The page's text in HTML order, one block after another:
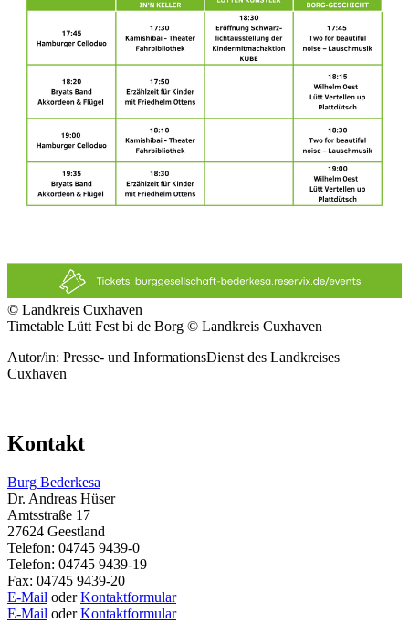
© Landkreis Cuxhaven
Timetable Lütt Fest bi de Borg © Landkreis Cuxhaven
Autor/in: Presse- und InformationsDienst des Landkreises
Cuxhaven
Kontakt
Burg Bederkesa
Dr. Andreas Hüser
Amtsstraße 17
27624 Geestland
Telefon: 04745 9439-0
Telefon: 04745 9439-19
Fax: 04745 9439-20
E-Mail oderKontaktformular
E-Mail oderKontaktformular